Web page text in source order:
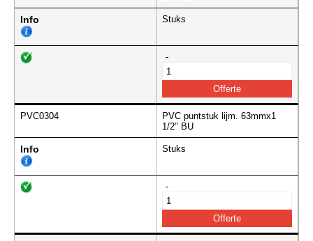
Info Stuks
-
PVC0304
PVC puntstuk lijm. 63mmx1
1/2" BU
Info Stuks
-